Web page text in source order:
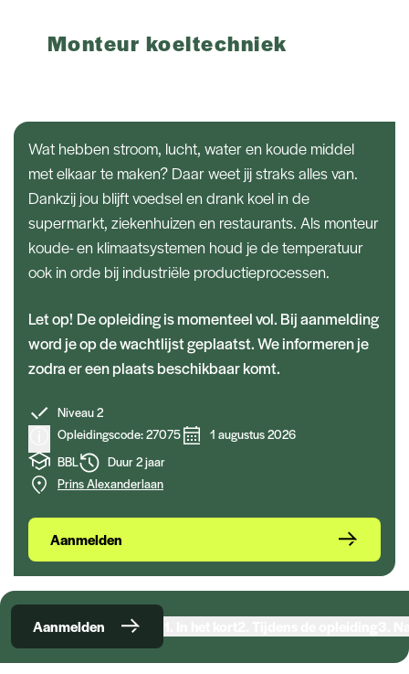
Monteur koeltechniek
Opleidingen
Wat hebben stroom, lucht, water en koude middel
met elkaar te maken? Daar weet jij straks alles van.
Dankzij jou blijft voedsel en drank koel in de
supermarkt, ziekenhuizen en restaurants. Als monteur
koude- en klimaatsystemen houd je de temperatuur
ook in orde bij industriële productieprocessen.
Let op! De opleiding is momenteel vol. Bij aanmelding
word je op de wachtlijst geplaatst. We informeren je
zodra er een plaats beschikbaar komt.
Niveau 2
Opleidingscode: 27075
1 augustus 2026
BBL
Duur 2 jaar
Prins Alexanderlaan
Aanmelden
Aanmelden